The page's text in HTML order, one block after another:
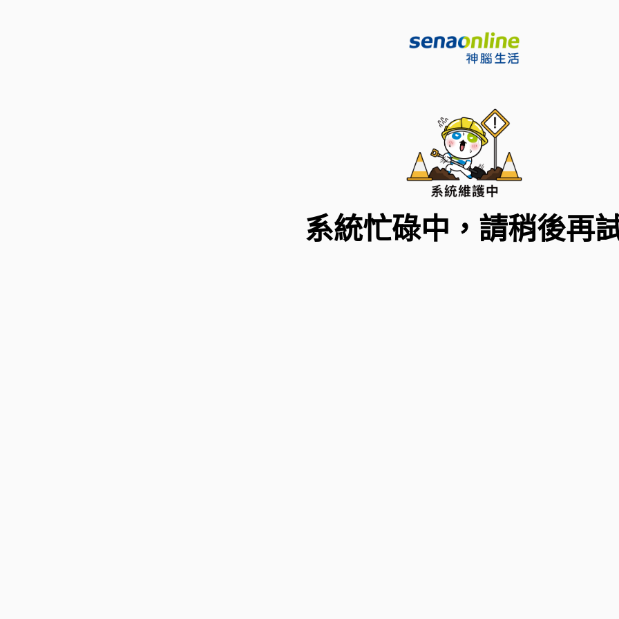
系統忙碌中，請稍後再